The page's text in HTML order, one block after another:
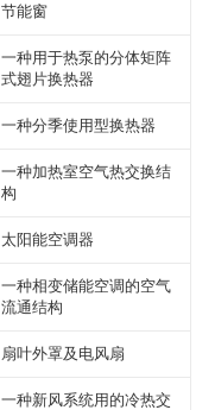
节能窗
一种用于热泵的分体矩阵
式翅片换热器
一种分季使用型换热器
一种加热室空气热交换结
构
太阳能空调器
一种相变储能空调的空气
流通结构
扇叶外罩及电风扇
一种新风系统用的冷热交